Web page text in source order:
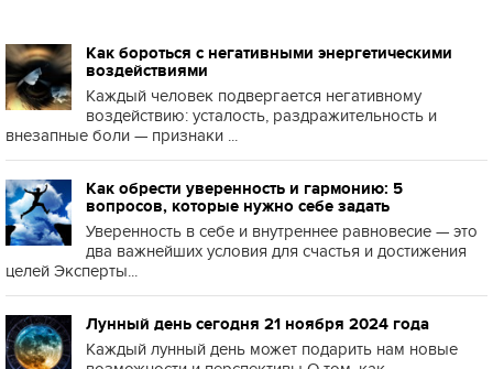
Как бороться с негативными энергетическими
воздействиями
Каждый человек подвергается негативному
воздействию: усталость, раздражительность и
внезапные боли — признаки ...
Как обрести уверенность и гармонию: 5
вопросов, которые нужно себе задать
Уверенность в себе и внутреннее равновесие — это
два важнейших условия для счастья и достижения
целей Эксперты...
Лунный день сегодня 21 ноября 2024 года
Каждый лунный день может подарить нам новые